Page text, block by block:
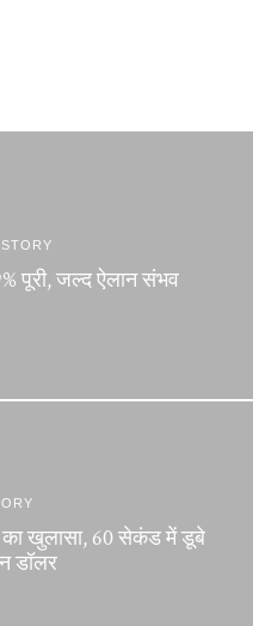
पूरी, जल्द ऐलान संभव
खुलासा, 60 सेकंड में डूबे
डॉलर